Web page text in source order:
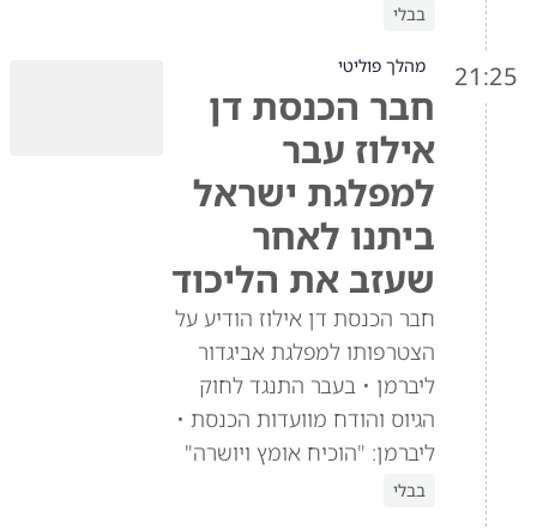
בבלי
21:25 מהלך פוליטי
חבר הכנסת דן
אילוז עבר
למפלגת ישראל
ביתנו לאחר
שעזב את הליכוד
חבר הכנסת דן אילוז הודיע על
הצטרפותו למפלגת אביגדור
ליברמן • בעבר התנגד לחוק
הגיוס והודח מוועדות הכנסת •
ליברמן: "הוכיח אומץ ויושרה"
בבלי